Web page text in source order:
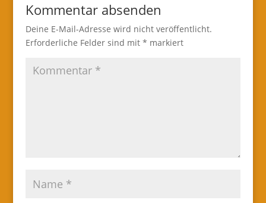
Kommentar absenden
Deine E-Mail-Adresse wird nicht veröffentlicht.
Erforderliche Felder sind mit * markiert